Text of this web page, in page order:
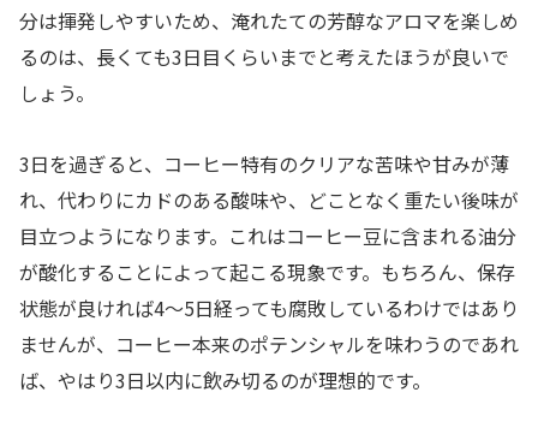
分は揮発しやすいため、淹れたての芳醇なアロマを楽しめ
るのは、長くても3日目くらいまでと考えたほうが良いで
しょう。
3日を過ぎると、コーヒー特有のクリアな苦味や甘みが薄
れ、代わりにカドのある酸味や、どことなく重たい後味が
目立つようになります。これはコーヒー豆に含まれる油分
が酸化することによって起こる現象です。もちろん、保存
状態が良ければ4〜5日経っても腐敗しているわけではあり
ませんが、コーヒー本来のポテンシャルを味わうのであれ
ば、やはり3日以内に飲み切るのが理想的です。